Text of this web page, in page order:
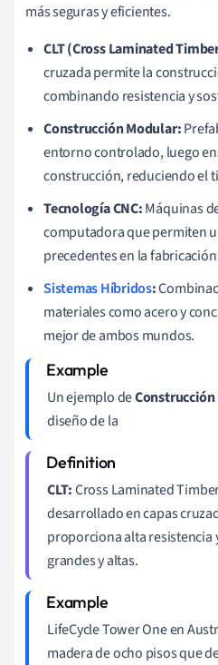
más seguras y eficientes.
CLT (Cross Laminated
cruzada permite la
combinando resistencia y
Construcción Modular:
entorno controlado, luego
construcción, reduciendo el
Tecnología CNC:Máquinas
computadora que permiten
precedentes en la
Sistemas Híbridos:
materiales como acero y
mejor de ambos mundos.
Un ejemplo de
diseño de la
CLT:Cross Laminated
desarrollado en capas
proporciona alta resistencia
grandes y altas.
LifeCycle Tower One en
madera de ocho pisos que